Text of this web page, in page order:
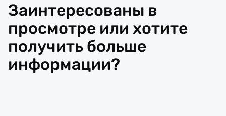
Заинтересованы в
просмотре или хотите
получить больше
информации?